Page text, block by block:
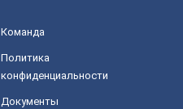
Команда
Политика
конфиденциальности
Документы